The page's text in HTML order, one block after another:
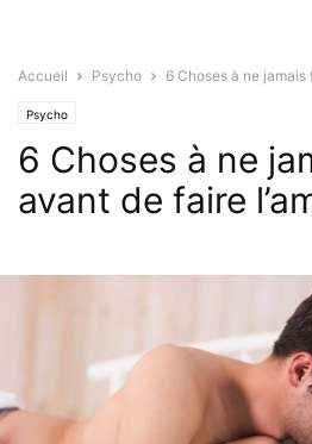
Accueil Psycho 6 Choses à ne jamais
Psycho
6 Choses à ne
avant de faire